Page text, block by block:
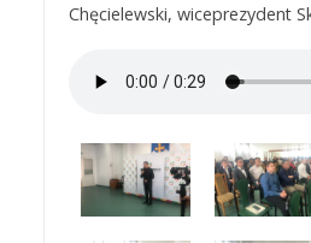
Chęcielewski, wiceprezydent